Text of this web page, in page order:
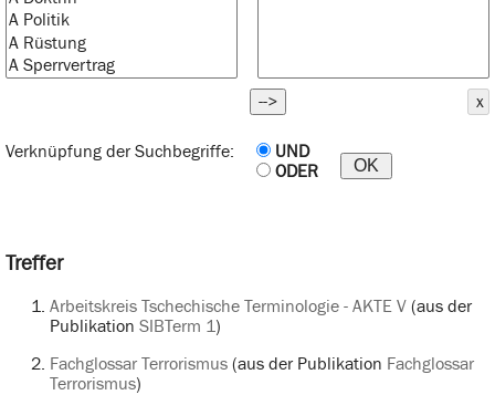
Verknüpfung der Suchbegriffe:
UND
ODER
Treffer
Arbeitskreis Tschechische Terminologie - AKTE V(aus der
Publikation SIBTerm 1 )
Fachglossar Terrorismus(aus der Publikation Fachglossar
Terrorismus)